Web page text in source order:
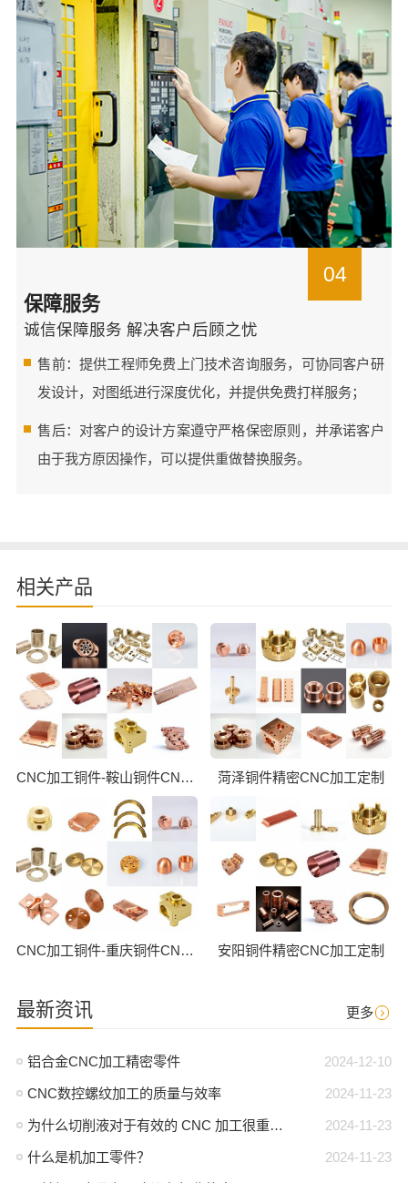
04
保障服务
诚信保障服务 解决客户后顾之忧
售前：提供工程师免费上门技术咨询服务，可协同客户研
发设计，对图纸进行深度优化，并提供免费打样服务；
售后：对客户的设计方案遵守严格保密原则，并承诺客户
由于我方原因操作，可以提供重做替换服务。
相关产品
CNC加工铜件-鞍山铜件CNC批量加工 菏泽铜件精密CNC加工定制
CNC加工铜件-重庆铜件CNC批量加工 安阳铜件精密CNC加工定制
最新资讯 更多
2024-12-10
铝合金CNC加工精密零件
2024-11-23
CNC数控螺纹加工的质量与效率
2024-11-23
为什么切削液对于有效的 CNC 加工很重要？
2024-11-23
什么是机加工零件？